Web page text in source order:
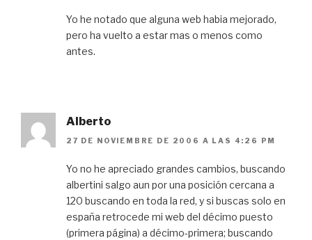
Yo he notado que alguna web habia mejorado,
pero ha vuelto a estar mas o menos como
antes.
Alberto
27 DE NOVIEMBRE DE 2006 A LAS 4:26 PM
Yo no he apreciado grandes cambios, buscando
albertini salgo aun por una posición cercana a
120 buscando en toda la red, y si buscas solo en
españa retrocede mi web del décimo puesto
(primera página) a décimo-primera; buscando